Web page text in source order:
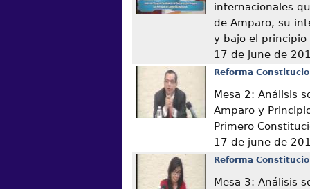
internacionales
de Amparo, su
y bajo el principio
17 de june de
Reforma
Mesa 2: Análisis
Amparo y
Primero
17 de june de
Reforma
Mesa 3: Análisis